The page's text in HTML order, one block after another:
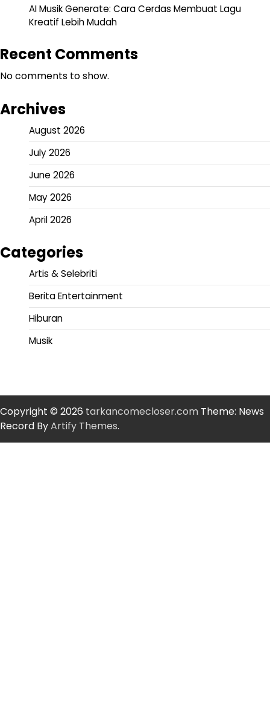
AI Musik Generate: Cara Cerdas Membuat Lagu
Kreatif Lebih Mudah
Recent Comments
No comments to show.
Archives
August 2026
July 2026
June 2026
May 2026
April 2026
Categories
Artis & Selebriti
Berita Entertainment
Hiburan
Musik
Copyright © 2026 tarkancomecloser.com Theme: News
Record ByArtify Themes.